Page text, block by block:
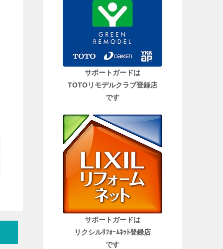
サポートガードは
TOTOリモデルクラブ登録店
です
サポートガードは
リクシルﾘﾌｫｰﾑﾈｯﾄ登録店
です